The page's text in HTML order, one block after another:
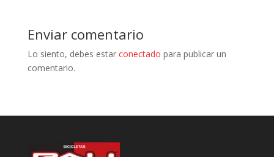
Enviar comentario
Lo siento, debes estar conectado para publicar un
comentario.